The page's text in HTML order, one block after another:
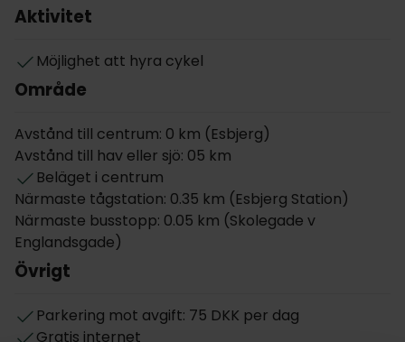
Dessutom finns det möjlighet att hyra cyklar på
hjul.
Varje morgon erbjuds ni en bra start på dagen med
en god frukost som serveras i hotellets trivsamma
faciliteter. Middag serveras inte på hotellet, dock
finns det ett mindre café i anslutning till receptionen
där ni kan införskaffa diverse snacks och drycker. Ni
finner utöver det ett brett urval av trevliga
restauranger inom kort avstånd från hotellet.
Parkering finns att tillgå vid hotellet mot en daglig
Om rummen
Aktivitet
Möjlighet att hyra cykel
Område
Avstånd till centrum: 0 km (Esbjerg)
Avstånd till hav eller sjö: 05 km
Beläget i centrum
Närmaste tågstation: 0.35 km (Esbjerg Station)
Närmaste busstopp: 0.05 km (Skolegade v
Englandsgade)
Övrigt
Parkering mot avgift: 75 DKK per dag
Gratis internet